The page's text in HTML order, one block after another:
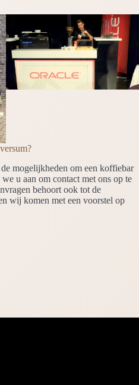
mogelijkheden om een koffiebar
u aan om contact met ons op te
behoort ook tot de
wij komen met een voorstel op